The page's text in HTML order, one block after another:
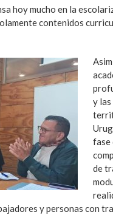
hoy mucho en la
contenidos
y las
fase
de
y personas con